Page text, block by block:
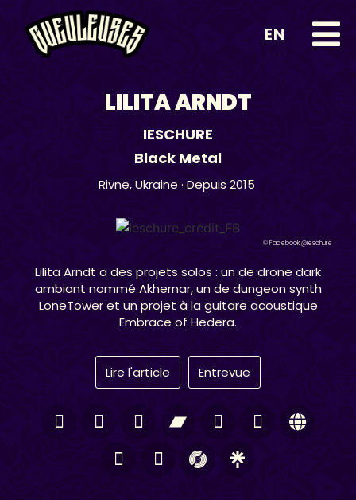
EN
LILITA ARNDT
IESCHURE
Black Metal
Rivne, Ukraine · Depuis 2015
© Facebook @ieschure
Lilita Arndt a des projets solos : un de drone dark
ambiant nommé Akhernar, un de dungeon synth
LoneTower et un projet à la guitare acoustique
Embrace of Hedera.
Lire l'article Entrevue